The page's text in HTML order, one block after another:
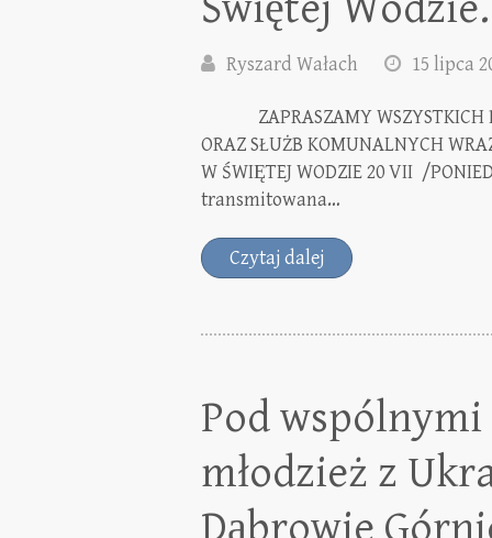
Ryszard Wałach 15 lipca
ZAPRASZAMY WSZYSTKICH
ORAZ SŁUŻB KOMUNALNYCH
W ŚWIĘTEJ WODZIE 20 VII /
transmitowana…
Czytaj dalej
Pod
młodzież z